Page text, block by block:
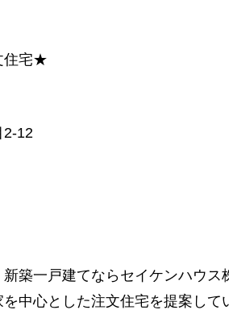
住宅★
2-12
築一戸建てならセイケンハウス
中心とした注文住宅を提案して